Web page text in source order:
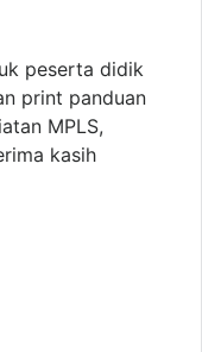
peserta didik
print panduan
MPLS,
kasih